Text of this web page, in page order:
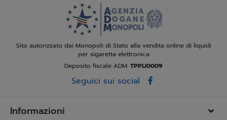
Sito autorizzato dai Monopoli di Stato alla vendita online di liquidi
per sigaretta elettronica
Deposito fiscale ADM: TPPLI0009
Seguici sui social
Informazioni